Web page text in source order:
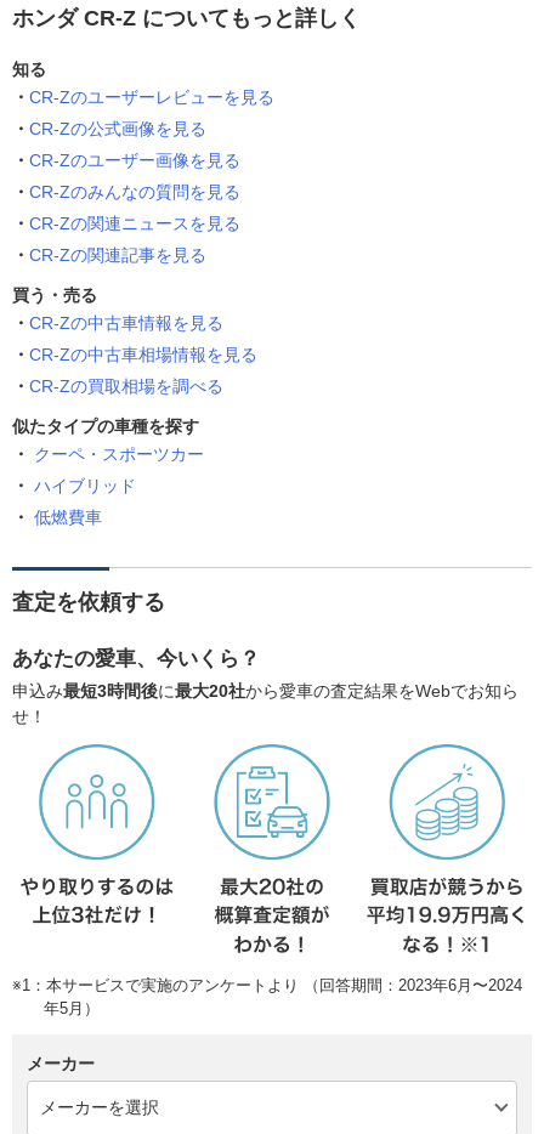
ホンダ CR-Z についてもっと詳しく
知る
CR-Zのユーザーレビューを見る
CR-Zの公式画像を見る
CR-Zのユーザー画像を見る
CR-Zのみんなの質問を見る
CR-Zの関連ニュースを見る
CR-Zの関連記事を見る
買う・売る
CR-Zの中古車情報を見る
CR-Zの中古車相場情報を見る
CR-Zの買取相場を調べる
似たタイプの車種を探す
クーペ・スポーツカー
ハイブリッド
低燃費車
査定を依頼する
あなたの愛車、今いくら？
申込み最短3時間後に最大20社から愛車の査定結果をWebでお知ら
せ！
※1：本サービスで実施のアンケートより （回答期間：2023年6月〜2024
年5月）
メーカー